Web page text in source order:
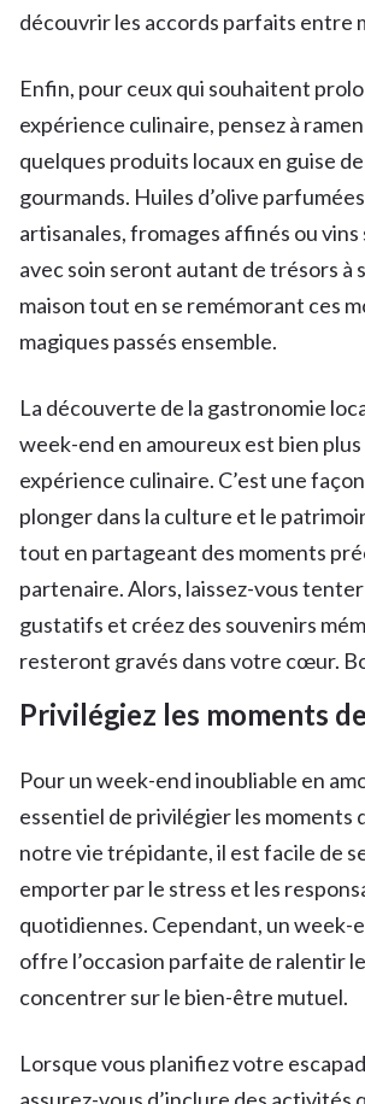
découvrir les accords parfaits entre
Enfin, pour ceux qui souhaitent
expérience culinaire, pensez à
quelques produits locaux en guise
gourmands. Huiles d’olive
artisanales, fromages affinés ou
avec soin seront autant de trésors à
maison tout en se remémorant ces
magiques passés ensemble.
La découverte de la gastronomie
week-end en amoureux est bien plus
expérience culinaire. C’est une
plonger dans la culture et le
tout en partageant des moments
partenaire. Alors, laissez-vous
gustatifs et créez des souvenirs
resteront gravés dans votre cœur.
Privilégiez les moments
Pour un week-end inoubliable en
essentiel de privilégier les moments
notre vie trépidante, il est facile de
emporter par le stress et les
quotidiennes. Cependant, un week-
offre l’occasion parfaite de ralentir
concentrer sur le bien-être mutuel.
Lorsque vous planifiez votre
assurez-vous d’inclure des activités